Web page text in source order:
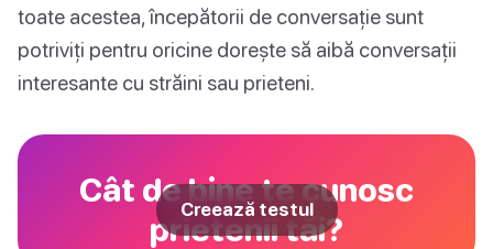
toate acestea, începătorii de conversație sunt
potriviți pentru oricine dorește să aibă conversații
interesante cu străini sau prieteni.
Cât de bine te cunosc
prietenii tăi?
Creează testul